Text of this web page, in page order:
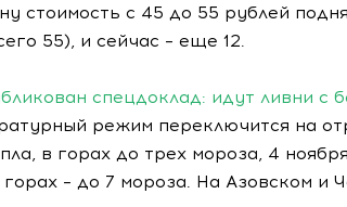
стоимость с 45 до 55 рублей
55), и сейчас – еще 12.
спецдоклад: идут ливни с
режим переключится на
в горах до трех мороза, 4
– до 7 мороза. На Азовском и